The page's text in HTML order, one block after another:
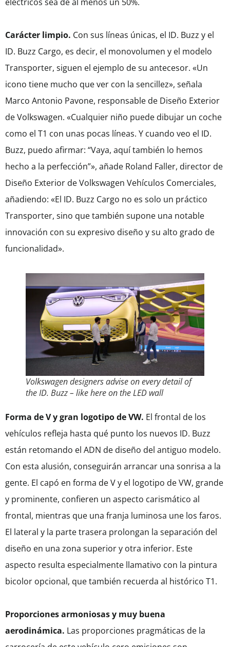
Carácter limpio. Con sus líneas únicas, el ID. Buzz y el
ID. Buzz Cargo, es decir, el monovolumen y el modelo
Transporter, siguen el ejemplo de su antecesor. «Un
icono tiene mucho que ver con la sencillez», señala
Marco Antonio Pavone, responsable de Diseño Exterior
de Volkswagen. «Cualquier niño puede dibujar un coche
como el T1 con unas pocas líneas. Y cuando veo el ID.
Buzz, puedo afirmar: “Vaya, aquí también lo hemos
hecho a la perfección”», añade Roland Faller, director de
Diseño Exterior de Volkswagen Vehículos Comerciales,
añadiendo: «El ID. Buzz Cargo no es solo un práctico
Transporter, sino que también supone una notable
innovación con su expresivo diseño y su alto grado de
funcionalidad».
Volkswagen designers advise on every detail of
the ID. Buzz – like here on the LED wall
Forma de V y gran logotipo de VW. El frontal de los
vehículos refleja hasta qué punto los nuevos ID. Buzz
están retomando el ADN de diseño del antiguo modelo.
Con esta alusión, conseguirán arrancar una sonrisa a la
gente. El capó en forma de V y el logotipo de VW, grande
y prominente, confieren un aspecto carismático al
frontal, mientras que una franja luminosa une los faros.
El lateral y la parte trasera prolongan la separación del
diseño en una zona superior y otra inferior. Este
aspecto resulta especialmente llamativo con la pintura
bicolor opcional, que también recuerda al histórico T1.
Proporciones armoniosas y muy buena
aerodinámica. Las proporciones pragmáticas de la